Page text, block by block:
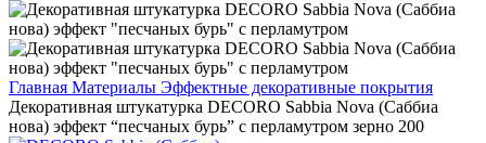
Главная Материалы Эффектные декоративные покрытия
Декоративная штукатурка DECORO Sabbia Nova (Саббиа
нова) эффект “песчаных бурь” с перламутром зерно 200